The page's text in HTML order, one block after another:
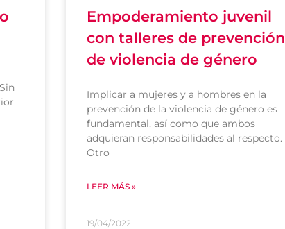
Empoderamiento juvenil
con talleres de prevención
de violencia de género
Implicar a mujeres y a hombres en la
prevención de la violencia de género es
fundamental, así como que ambos
adquieran responsabilidades al respecto.
Otro
LEER MÁS »
19/04/2022